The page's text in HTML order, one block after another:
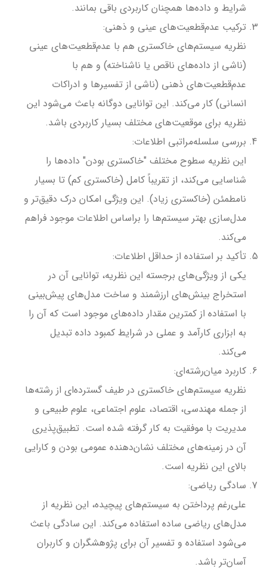
شرایط و داده‌ها همچنان کاربردی باقی بمانند.
ترکیب عدم‌قطعیت‌های عینی و ذهنی:
نظریه سیستم‌های خاکستری هم با عدم‌قطعیت‌های عینی
(ناشی از داده‌های ناقص یا ناشناخته) و هم با
عدم‌قطعیت‌های ذهنی (ناشی از تفسیرها و ادراکات
انسانی) کار می‌کند. این توانایی دوگانه باعث می‌شود این
نظریه برای موقعیت‌های مختلف بسیار کاربردی باشد.
بررسی سلسله‌مراتبی اطلاعات:
این نظریه سطوح مختلف "خاکستری بودن" داده‌ها را
شناسایی می‌کند، از تقریباً کامل (خاکستری کم) تا بسیار
نامطمئن (خاکستری زیاد). این ویژگی امکان درک دقیق‌تر و
مدل‌سازی بهتر سیستم‌ها را براساس اطلاعات موجود فراهم
می‌کند.
تأکید بر استفاده از حداقل اطلاعات:
یکی از ویژگی‌های برجسته این نظریه، توانایی آن در
استخراج بینش‌های ارزشمند و ساخت مدل‌های پیش‌بینی
با استفاده از کمترین مقدار داده‌های موجود است که آن را
به ابزاری کارآمد و عملی در شرایط کمبود داده تبدیل
می‌کند.
کاربرد میان‌رشته‌ای:
نظریه سیستم‌های خاکستری در طیف گسترده‌ای از رشته‌ها
از جمله مهندسی، اقتصاد، علوم اجتماعی، علوم طبیعی و
مدیریت با موفقیت به کار گرفته شده است. تطبیق‌پذیری
آن در زمینه‌های مختلف نشان‌دهنده عمومی بودن و کارایی
بالای این نظریه است.
سادگی ریاضی:
علی‌رغم پرداختن به سیستم‌های پیچیده، این نظریه از
مدل‌های ریاضی ساده استفاده می‌کند. این سادگی باعث
می‌شود استفاده و تفسیر آن برای پژوهشگران و کاربران
آسان‌تر باشد.